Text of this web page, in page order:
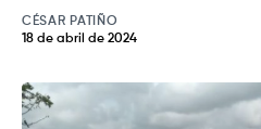
CÉSAR PATIÑO
18 de abril de 2024